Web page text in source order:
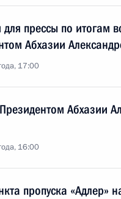
прессы по итогам
Абхазии
17:00
Абхазии
16:00
пропуска «Адлер»